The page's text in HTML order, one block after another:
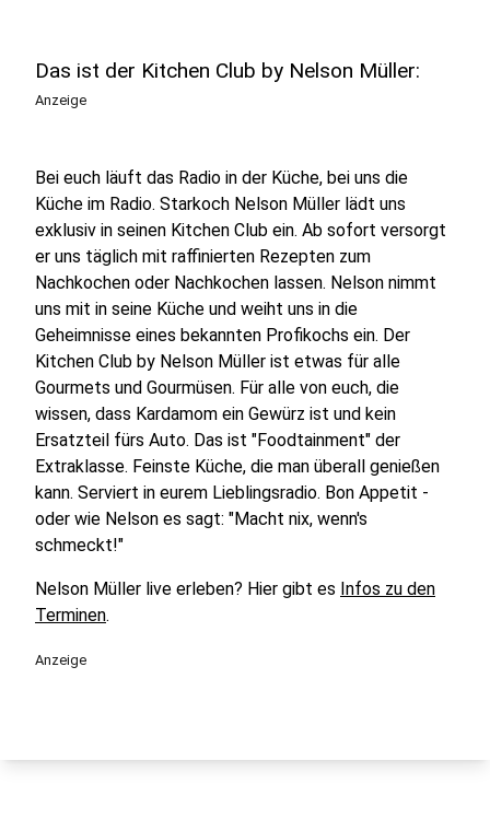
Das ist der Kitchen Club by Nelson Müller:
Anzeige
Bei euch läuft das Radio in der Küche, bei uns die
Küche im Radio. Starkoch Nelson Müller lädt uns
exklusiv in seinen Kitchen Club ein. Ab sofort versorgt
er uns täglich mit raffinierten Rezepten zum
Nachkochen oder Nachkochen lassen. Nelson nimmt
uns mit in seine Küche und weiht uns in die
Geheimnisse eines bekannten Profikochs ein. Der
Kitchen Club by Nelson Müller ist etwas für alle
Gourmets und Gourmüsen. Für alle von euch, die
wissen, dass Kardamom ein Gewürz ist und kein
Ersatzteil fürs Auto. Das ist "Foodtainment" der
Extraklasse. Feinste Küche, die man überall genießen
kann. Serviert in eurem Lieblingsradio. Bon Appetit -
oder wie Nelson es sagt: "Macht nix, wenn's
schmeckt!"
Nelson Müller live erleben? Hier gibt es Infos zu den
Terminen.
Anzeige